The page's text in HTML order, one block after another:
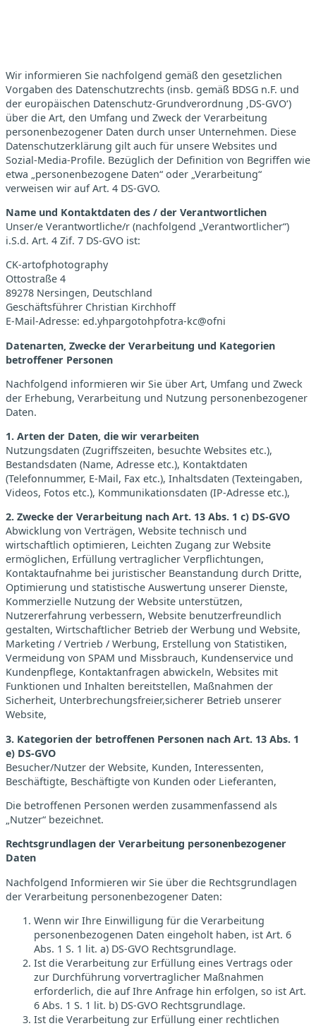
Wir informieren Sie nachfolgend gemäß den gesetzlichen
Vorgaben des Datenschutzrechts (insb. gemäß BDSG n.F. und
der europäischen Datenschutz-Grundverordnung ‚DS-GVO‘)
über die Art, den Umfang und Zweck der Verarbeitung
personenbezogener Daten durch unser Unternehmen. Diese
Datenschutzerklärung gilt auch für unsere Websites und
Sozial-Media-Profile. Bezüglich der Definition von Begriffen wie
etwa „personenbezogene Daten“ oder „Verarbeitung“
verweisen wir auf Art. 4 DS-GVO.
Name und Kontaktdaten des / der Verantwortlichen
Unser/e Verantwortliche/r (nachfolgend „Verantwortlicher“)
i.S.d. Art. 4 Zif. 7 DS-GVO ist:
CK-artofphotography
Ottostraße 4
89278 Nersingen, Deutschland
Geschäftsführer Christian Kirchhoff
E-Mail-Adresse: ed.yhpargotohpfotra-kc@ofni
Datenarten, Zwecke der Verarbeitung und Kategorien
betroffener Personen
Nachfolgend informieren wir Sie über Art, Umfang und Zweck
der Erhebung, Verarbeitung und Nutzung personenbezogener
Daten.
1. Arten der Daten, die wir verarbeiten
Nutzungsdaten (Zugriffszeiten, besuchte Websites etc.),
Bestandsdaten (Name, Adresse etc.), Kontaktdaten
(Telefonnummer, E-Mail, Fax etc.), Inhaltsdaten (Texteingaben,
Videos, Fotos etc.), Kommunikationsdaten (IP-Adresse etc.),
2. Zwecke der Verarbeitung nach Art. 13 Abs. 1 c) DS-GVO
Abwicklung von Verträgen, Website technisch und
wirtschaftlich optimieren, Leichten Zugang zur Website
ermöglichen, Erfüllung vertraglicher Verpflichtungen,
Kontaktaufnahme bei juristischer Beanstandung durch Dritte,
Optimierung und statistische Auswertung unserer Dienste,
Kommerzielle Nutzung der Website unterstützen,
Nutzererfahrung verbessern, Website benutzerfreundlich
gestalten, Wirtschaftlicher Betrieb der Werbung und Website,
Marketing / Vertrieb / Werbung, Erstellung von Statistiken,
Vermeidung von SPAM und Missbrauch, Kundenservice und
Kundenpflege, Kontaktanfragen abwickeln, Websites mit
Funktionen und Inhalten bereitstellen, Maßnahmen der
Sicherheit, Unterbrechungsfreier,sicherer Betrieb unserer
Website,
3. Kategorien der betroffenen Personen nach Art. 13 Abs. 1
e) DS-GVO
Besucher/Nutzer der Website, Kunden, Interessenten,
Beschäftigte, Beschäftigte von Kunden oder Lieferanten,
Die betroffenen Personen werden zusammenfassend als
„Nutzer“ bezeichnet.
Rechtsgrundlagen der Verarbeitung personenbezogener
Daten
Nachfolgend Informieren wir Sie über die Rechtsgrundlagen
der Verarbeitung personenbezogener Daten:
Wenn wir Ihre Einwilligung für die Verarbeitung
personenbezogenen Daten eingeholt haben, ist Art. 6
Abs. 1 S. 1 lit. a) DS-GVO Rechtsgrundlage.
Ist die Verarbeitung zur Erfüllung eines Vertrags oder
zur Durchführung vorvertraglicher Maßnahmen
erforderlich, die auf Ihre Anfrage hin erfolgen, so ist Art.
6 Abs. 1 S. 1 lit. b) DS-GVO Rechtsgrundlage.
Ist die Verarbeitung zur Erfüllung einer rechtlichen